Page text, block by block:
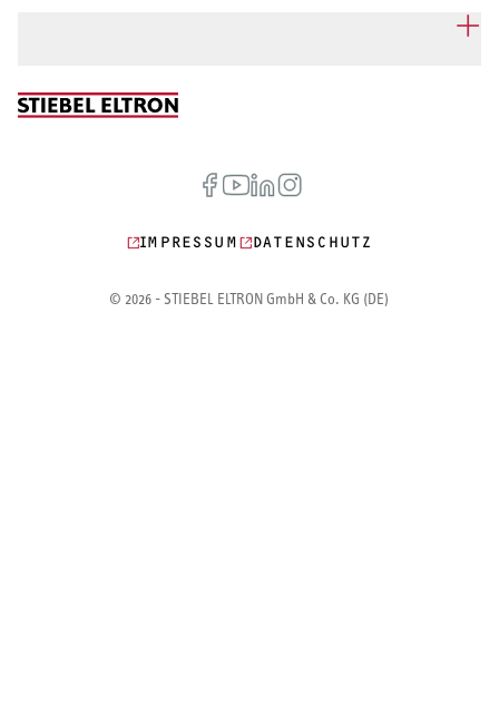
IMPRESSUM DATENSCHUTZ
© 2026 - STIEBEL ELTRON GmbH & Co. KG (DE)